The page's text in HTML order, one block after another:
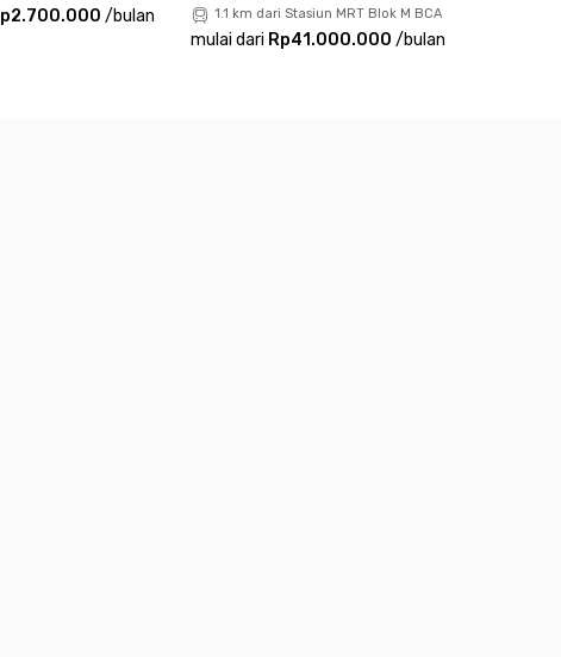
/bulan 1.1 km dari Stasiun MRT Blok M BCA
mulai dari Rp41.000.000 /bulan